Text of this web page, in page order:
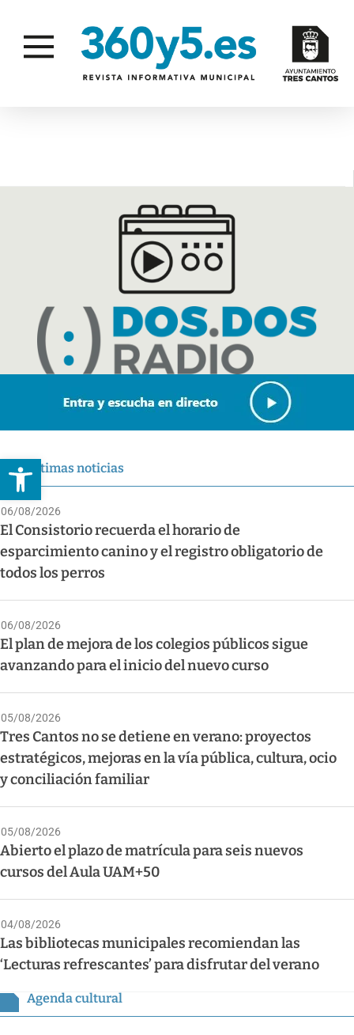
Abrir barra de herramientas
Últimas noticias
06/08/2026
El Consistorio recuerda el horario de
esparcimiento canino y el registro obligatorio de
todos los perros
06/08/2026
El plan de mejora de los colegios públicos sigue
avanzando para el inicio del nuevo curso
05/08/2026
Tres Cantos no se detiene en verano: proyectos
estratégicos, mejoras en la vía pública, cultura, ocio
y conciliación familiar
05/08/2026
Abierto el plazo de matrícula para seis nuevos
cursos del Aula UAM+50
04/08/2026
Las bibliotecas municipales recomiendan las
‘Lecturas refrescantes’ para disfrutar del verano
Agenda cultural